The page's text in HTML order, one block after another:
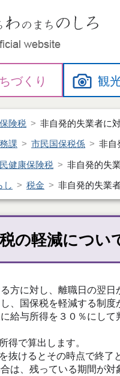
づくり 観
険税 非自発的失業者に
課 市民国保税係 非自
健康保険税 非自発的失
し 税金 非自発的失業
の軽減につい
方に対し、離職日の翌日
、国保税を軽減する制度
与所得を３０％にして
得で算出します。
けるとその時点で終了
、残っている期間が対